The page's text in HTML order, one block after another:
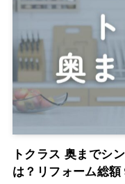
トクラス 奥までシ
は？リフォーム総額